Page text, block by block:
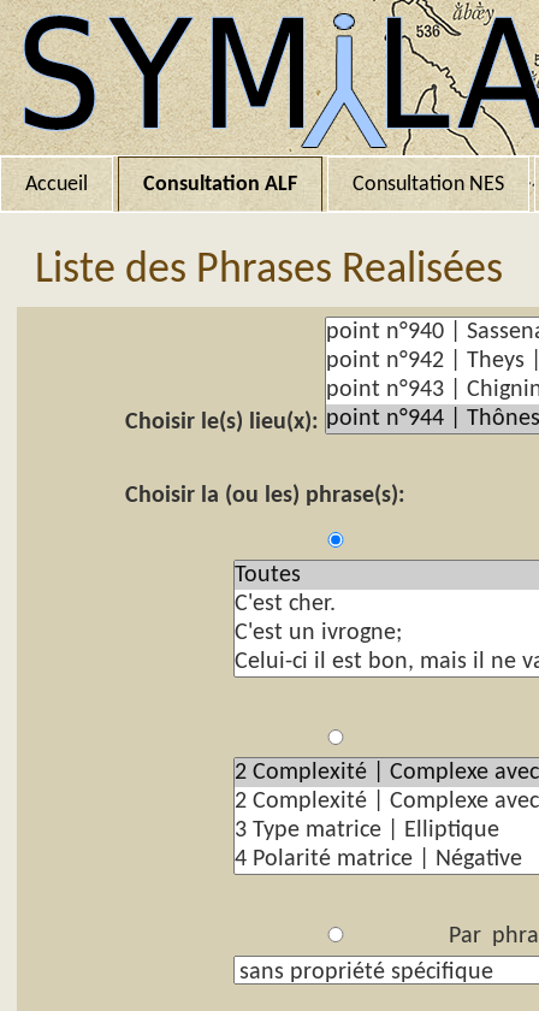
Accueil Consultation ALF Consultation NES
Liste des Phrases Realisées
Choisir le(s) lieu(x):
Choisir la (ou les) phrase(s):
Par